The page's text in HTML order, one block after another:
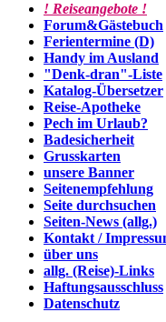
! Reiseangebote !
Forum&Gästebuch
Ferientermine (D)
Handy im Ausland
"Denk-dran"-Liste
Katalog-Übersetzer
Reise-Apotheke
Pech im Urlaub?
Badesicherheit
Grusskarten
unsere Banner
Seitenempfehlung
Seite durchsuchen
Seiten-News (allg.)
Kontakt /
über uns
allg. (Reise)-Links
Haftungsausschluss
Datenschutz